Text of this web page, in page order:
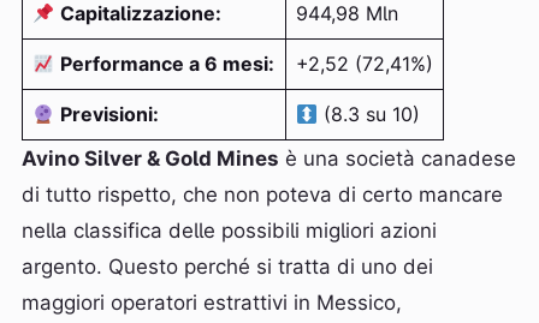
Capitalizzazione: 944,98 Mln
Performance a 6 mesi: +2,52 (72,41%)
Previsioni:
(8.3 su 10)
Avino Silver & Gold Mines è una società canadese
di tutto rispetto, che non poteva di certo mancare
nella classifica delle possibili migliori azioni
argento. Questo perché si tratta di uno dei
maggiori operatori estrattivi in Messico,